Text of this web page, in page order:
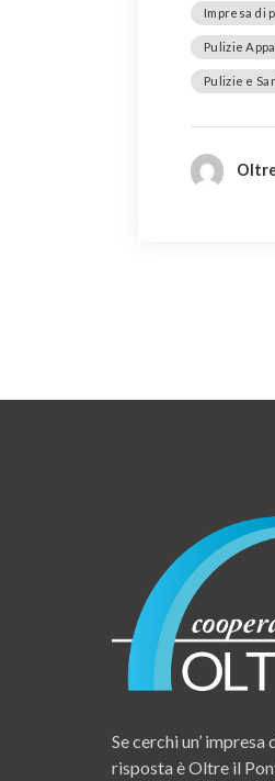
Impresa di
Pulizie
Pulizie e
Se cerchi un’
risposta è Oltre il